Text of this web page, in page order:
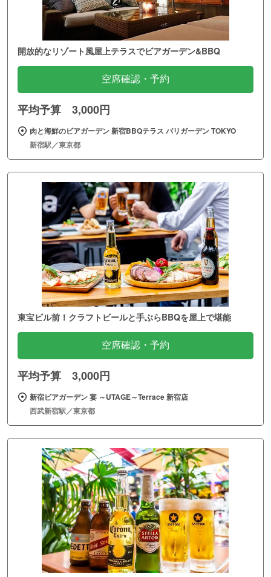
開放的なリゾート風屋上テラスでビアガーデン&BBQ
空席確認・予約
平均予算 3,000円
肉と海鮮のビアガーデン 新宿BBQテラス バリガーデン TOKYO
新宿駅／東京都
東宝ビル前！クラフトビールと手ぶらBBQを屋上で堪能
空席確認・予約
平均予算 3,000円
新宿ビアガーデン 宴 ～UTAGE～Terrace 新宿店
西武新宿駅／東京都